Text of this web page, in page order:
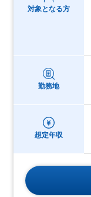
対象となる方
勤務地
想定年収